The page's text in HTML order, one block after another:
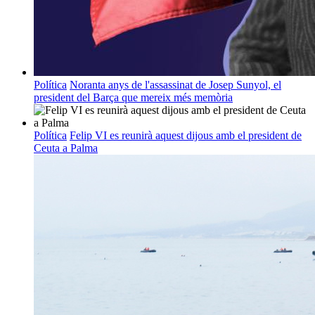
Política Noranta anys de l'assassinat de Josep Sunyol, el
president del Barça que mereix més memòria
Política Felip VI es reunirà aquest dijous amb el president de
Ceuta a Palma